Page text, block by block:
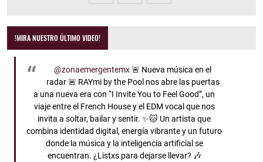
!MIRA NUESTRO ÚLTIMO VIDEO!
@zonaemergentemx🚨 Nueva música en el
radar 🚨 RAYmi by the Pool nos abre las puertas
a una nueva era con “I Invite You to Feel Good”, un
viaje entre el French House y el EDM vocal que nos
invita a soltar, bailar y sentir. ✨🐱 Un artista que
combina identidad digital, energía vibrante y un futuro
donde la música y la inteligencia artificial se
encuentran. ¿Listxs para dejarse llevar? 🎶